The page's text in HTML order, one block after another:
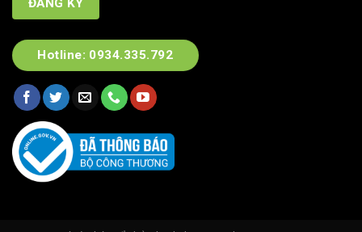
Hotline: 0934.335.792